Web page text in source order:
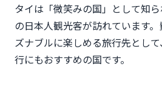
寺院巡り＆歴史観光プラン
ビーチリゾート満喫プラン
グルメ＆ナイトマーケット
円〜）
スパ＆マッサージ癒しプラン
タイは「微笑みの国」として知
の日本人観光客が訪れています
ズナブルに楽しめる旅行先とし
行にもおすすめの国です。